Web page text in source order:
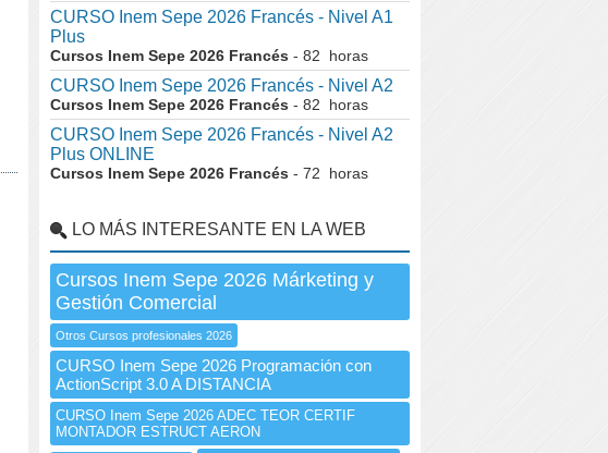
CURSO Inem Sepe 2026 Francés - Nivel A1
Plus
Cursos Inem Sepe 2026 Francés - 82 horas
CURSO Inem Sepe 2026 Francés - Nivel A2
Cursos Inem Sepe 2026 Francés - 82 horas
CURSO Inem Sepe 2026 Francés - Nivel A2
Plus ONLINE
Cursos Inem Sepe 2026 Francés - 72 horas
LO MÁS INTERESANTE EN LA WEB
Cursos Inem Sepe 2026 Márketing y
Gestión Comercial
Otros Cursos profesionales 2026
CURSO Inem Sepe 2026 Programación con
ActionScript 3.0 A DISTANCIA
CURSO Inem Sepe 2026 ADEC TEOR CERTIF
MONTADOR ESTRUCT AERON